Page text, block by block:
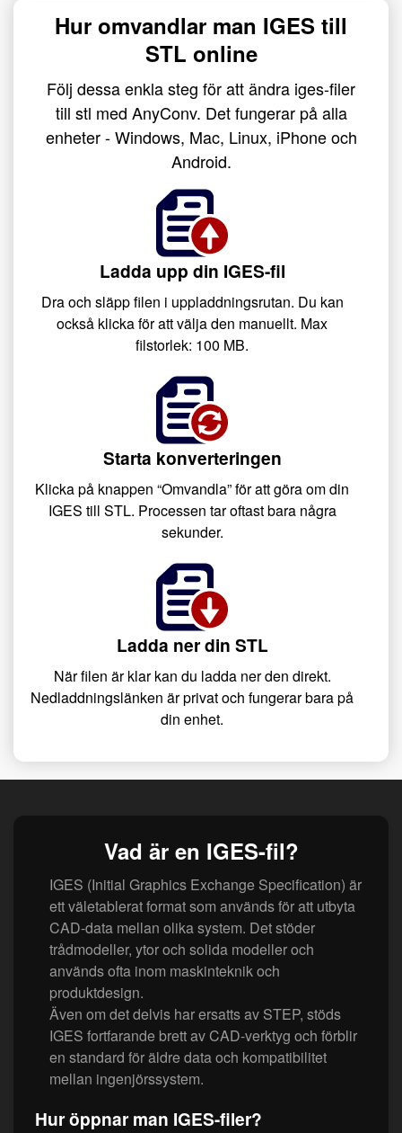
Hur omvandlar man IGES till
STL online
Följ dessa enkla steg för att ändra iges-filer
till stl med AnyConv. Det fungerar på alla
enheter - Windows, Mac, Linux, iPhone och
Android.
Ladda upp din IGES-fil
Dra och släpp filen i uppladdningsrutan. Du kan
också klicka för att välja den manuellt. Max
filstorlek: 100 MB.
Starta konverteringen
Klicka på knappen “Omvandla” för att göra om din
IGES till STL. Processen tar oftast bara några
sekunder.
Ladda ner din STL
När filen är klar kan du ladda ner den direkt.
Nedladdningslänken är privat och fungerar bara på
din enhet.
Vad är en IGES-fil?
IGES (Initial Graphics Exchange Specification) är
ett väletablerat format som används för att utbyta
CAD-data mellan olika system. Det stöder
trådmodeller, ytor och solida modeller och
används ofta inom maskinteknik och
produktdesign.
Även om det delvis har ersatts av STEP, stöds
IGES fortfarande brett av CAD-verktyg och förblir
en standard för äldre data och kompatibilitet
mellan ingenjörssystem.
Hur öppnar man IGES-filer?